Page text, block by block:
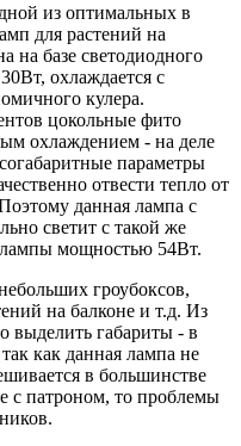
из оптимальных в
для растений на
на базе светодиодного
охлаждается с
кулера.
цокольные фито
охлаждением - на деле
параметры
отвести тепло от
данная лампа с
светит с такой же
мощностью 54Вт.
гроубоксов,
на балконе и т.д. Из
габариты - в
как данная лампа не
в большинстве
с патроном, то проблемы